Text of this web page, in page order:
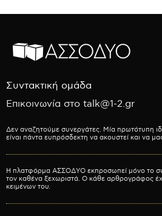
Συντακτική ομάδα
Επικοινωνία στο talk@1-2.gr
Δεν αναζητούμε συνεργάτες. Μία πρωτότυπη
είναι πάντα ευπρόσδεκτη να ακουστεί και να
Η πλατφόρμα ΑΣΣΟΔΥΟ εκπροσωπεί μόνο το
τον καθένα ξεχωριστά. Ο κάθε αρθρογράφος
κειμένων του.